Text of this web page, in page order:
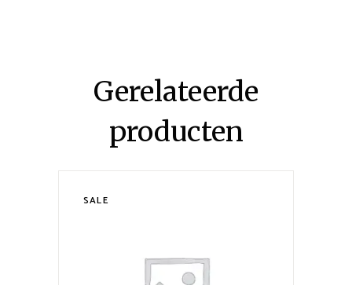
Gerelateerde
producten
SALE